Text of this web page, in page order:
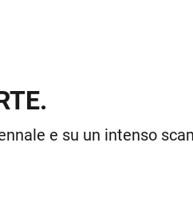
e su un intenso